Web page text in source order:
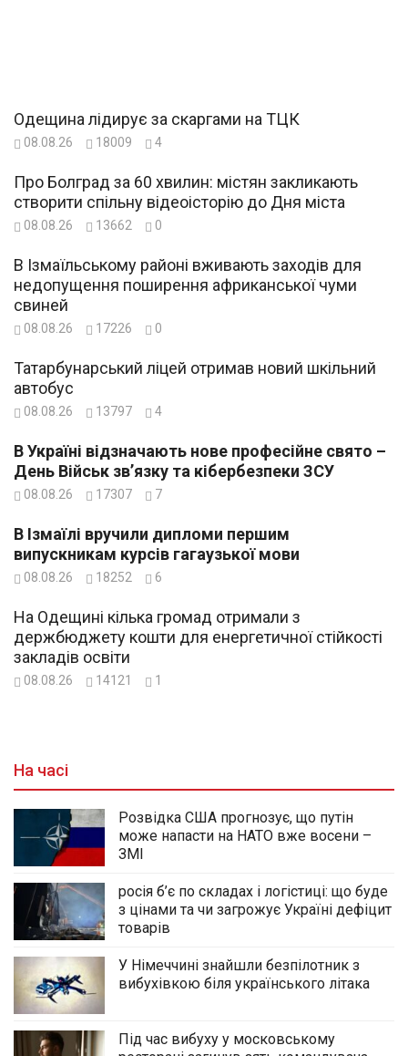
Одещина лідирує за скаргами на ТЦК
08.08.26 18009 4
Про Болград за 60 хвилин: містян закликають
створити спільну відеоісторію до Дня міста
08.08.26 13662 0
В Ізмаїльському районі вживають заходів для
недопущення поширення африканської чуми
свиней
08.08.26 17226 0
Татарбунарський ліцей отримав новий шкільний
автобус
08.08.26 13797 4
В Україні відзначають нове професійне свято –
День Військ зв’язку та кібербезпеки ЗСУ
08.08.26 17307 7
В Ізмаїлі вручили дипломи першим
випускникам курсів гагаузької мови
08.08.26 18252 6
На Одещині кілька громад отримали з
держбюджету кошти для енергетичної стійкості
закладів освіти
08.08.26 14121 1
На часі
Розвідка США прогнозує, що путін
може напасти на НАТО вже восени –
ЗМІ
росія б’є по складах і логістиці: що буде
з цінами та чи загрожує Україні дефіцит
товарів
У Німеччині знайшли безпілотник з
вибухівкою біля українського літака
Під час вибуху у московському